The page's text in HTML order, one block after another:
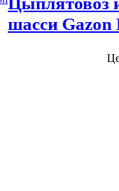
шасси Gazon